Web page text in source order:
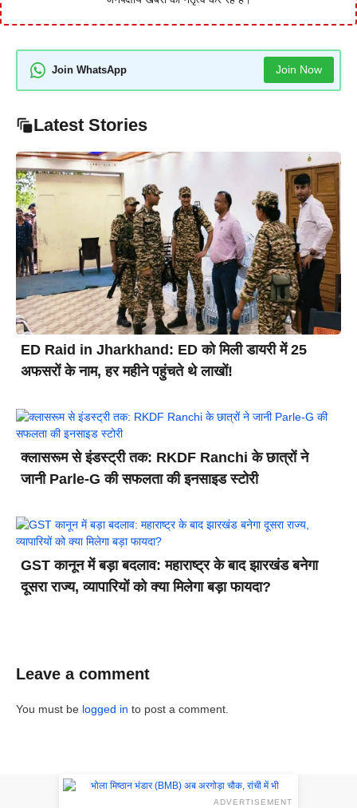
Join WhatsApp Join Now
Latest Stories
ED Raid in Jharkhand: ED को मिली डायरी में 25
अफसरों के नाम, हर महीने पहुंचते थे लाखों!
क्लासरूम से इंडस्ट्री तक: RKDF Ranchi के छात्रों ने
जानी Parle-G की सफलता की इनसाइड स्टोरी
GST कानून में बड़ा बदलाव: महाराष्ट्र के बाद झारखंड बनेगा
दूसरा राज्य, व्यापारियों को क्या मिलेगा बड़ा फायदा?
Leave a comment
You must be logged in to post a comment.
ADVERTISEMENT